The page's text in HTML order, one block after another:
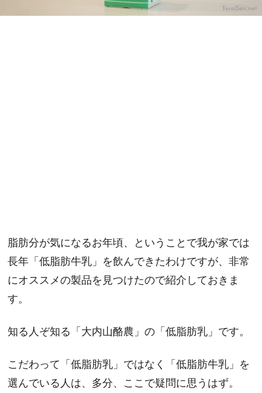
脂肪分が気になるお年頃、ということで我が家では
長年「低脂肪牛乳」を飲んできたわけですが、非常
にオススメの製品を見つけたので紹介しておきま
す。
知る人ぞ知る「大内山酪農」の「低脂肪乳」です。
こだわって「低脂肪乳」ではなく「低脂肪牛乳」を
選んでいる人は、多分、ここで疑問に思うはず。